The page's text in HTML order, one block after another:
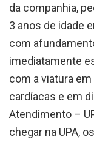
da companhia,
3 anos de idade
com
imediatamente
com a viatura
cardíacas e em
Atendimento –
chegar na UPA,